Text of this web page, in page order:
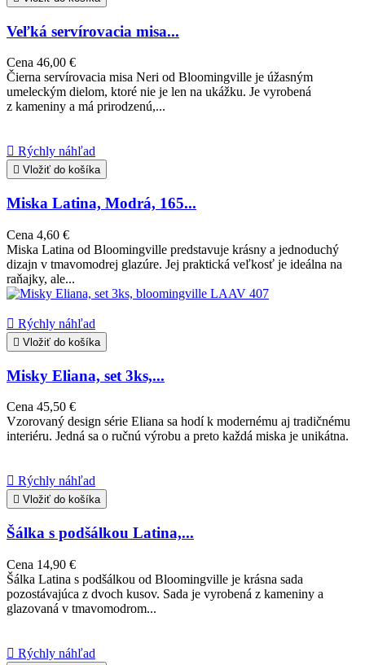
Veľká servírovacia misa...
Cena 46,00 €
Čierna servírovacia misa Neri od Bloomingville je úžasným
umeleckým dielom, ktoré nie je len na ukážku. Je vyrobená
z kameniny a má prirodzenú,...
 Rýchly náhľad
 Vložiť do košíka
Miska Latina, Modrá, 165...
Cena 4,60 €
Miska Latina od Bloomingville predstavuje krásny a jednoduchý
dizajn v tmavomodrej glazúre. Jej praktická veľkosť je ideálna na
raňajky, ale...
 Rýchly náhľad
 Vložiť do košíka
Misky Eliana, set 3ks,...
Cena 45,50 €
Vzorovaný design série Eliana sa hodí k modernému aj tradičnému
interiéru. Jedná sa o ručnú výrobu a preto každá miska je unikátna.
 Rýchly náhľad
 Vložiť do košíka
Šálka s podšálkou Latina,...
Cena 14,90 €
Šálka ​​Latina s podšálkou od Bloomingville je krásna sada
pozostávajúca z dvoch kusov. Sada je vyrobená z kameniny a
glazovaná v tmavomodrom...
 Rýchly náhľad